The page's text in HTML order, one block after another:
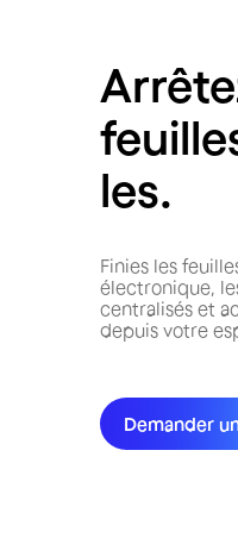
les.
Finies les
électronique,
centralisés et
depuis votre
Demander